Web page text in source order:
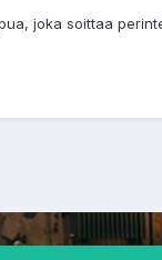
joka soittaa